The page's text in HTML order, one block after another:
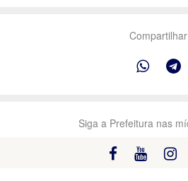
Compartilhar
Siga a Prefeitura nas